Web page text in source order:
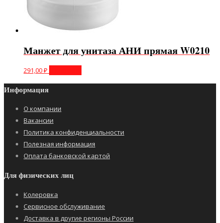
Манжет для унитаза АНИ прямая W0210
291,00₽
Информация
О компании
Вакансии
Политика конфиденциальности
Полезная информация
Оплата банковской картой
Для физических лиц
Колеровка
Сервисное обслуживание
Доставка в другие регионы России